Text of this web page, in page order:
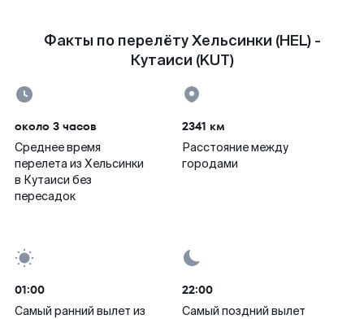
Факты по перелёту Хельсинки (HEL) -
Кутаиси (KUT)
около 3 часов
Среднее время
перелета из Хельсинки
в Кутаиси без
пересадок
2341 км
Расстояние между
городами
01:00
Самый ранний вылет из
22:00
Самый поздний вылет